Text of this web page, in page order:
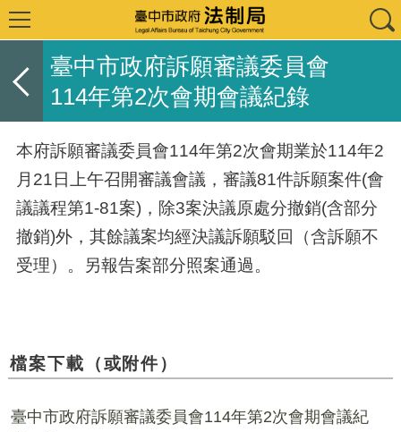
臺中市政府訴願審議委員會
114年第2次會期會議紀錄
本府訴願審議委員會114年第2次會期業於114年2
月 21日上午召開審議會議，審議81件訴願案件(會
議議程第1-81案) ，除3案決議原處分撤銷(含部分
撤銷)外，其餘議案均經決議訴願駁回（含訴願不
受理）。另報告案部分照案通過。
檔案下載（或附件）
臺中市政府訴願審議委員會114年第2次會期會議紀